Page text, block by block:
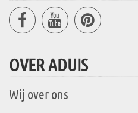
OVER ADUIS
Wij over ons